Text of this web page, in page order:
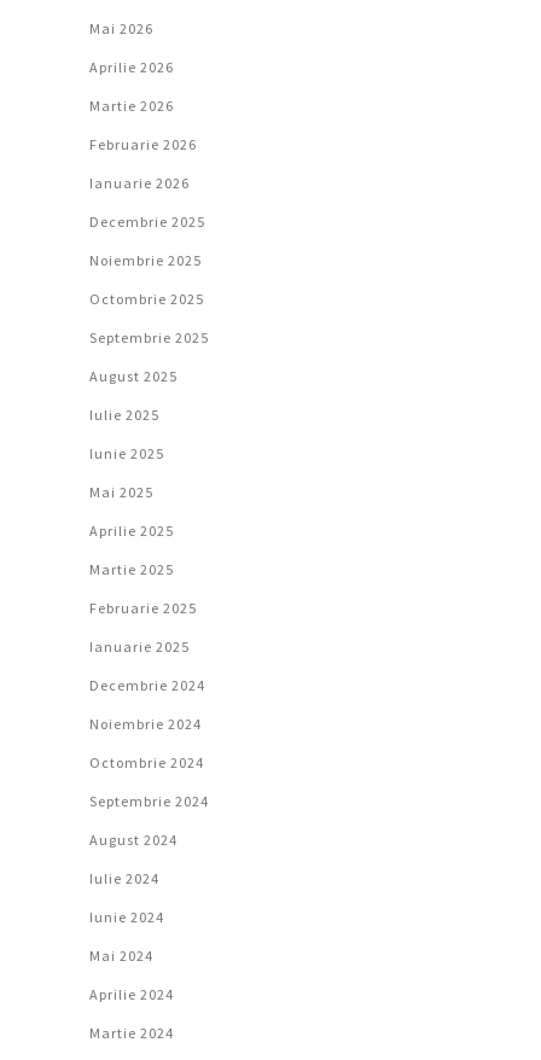
Mai 2026
Aprilie 2026
Martie 2026
Februarie 2026
Ianuarie 2026
Decembrie 2025
Noiembrie 2025
Octombrie 2025
Septembrie 2025
August 2025
Iulie 2025
Iunie 2025
Mai 2025
Aprilie 2025
Martie 2025
Februarie 2025
Ianuarie 2025
Decembrie 2024
Noiembrie 2024
Octombrie 2024
Septembrie 2024
August 2024
Iulie 2024
Iunie 2024
Mai 2024
Aprilie 2024
Martie 2024